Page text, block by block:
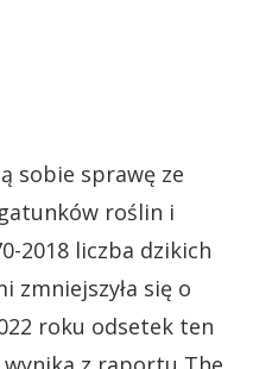
sobie sprawę ze
roślin i
2018 liczba dzikich
zmniejszyła się o
roku odsetek ten